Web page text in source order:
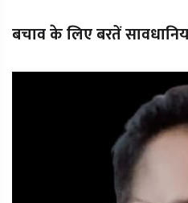
बचाव के लिए बरतें